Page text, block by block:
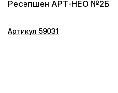
Ресепшен АРТ-НЕО №2Б
Артикул 59031